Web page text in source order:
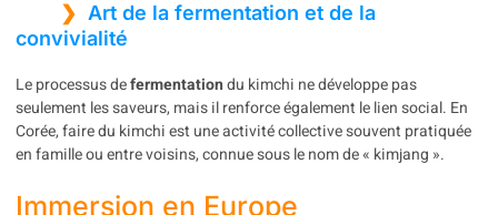
Art de la fermentation et de la
convivialité
Le processus defermentationdu kimchi ne développe pas
seulement les saveurs, mais il renforce également le lien social. En
Corée, faire du kimchi est une activité collective souvent pratiquée
en famille ou entre voisins, connue sous le nom de « kimjang ».
Immersion en Europe